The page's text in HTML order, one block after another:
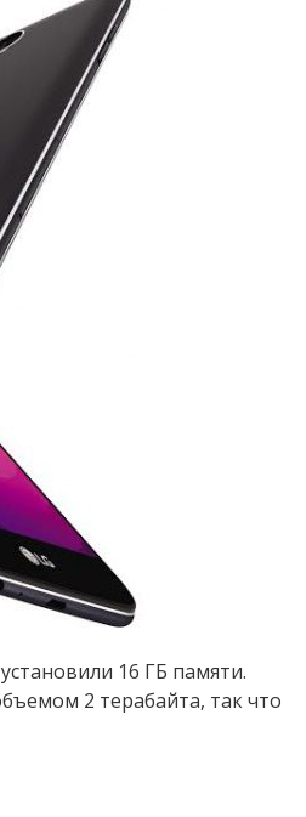
16 ГБ памяти.
2 терабайта, так что